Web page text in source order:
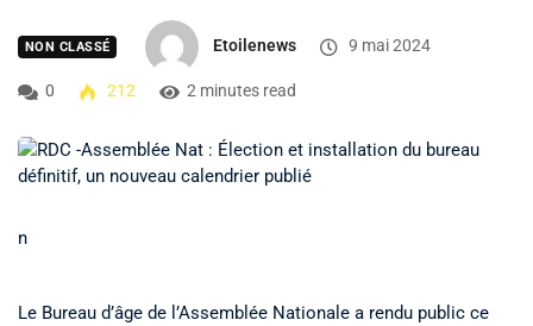
NON CLASSÉ Etoilenews 9 mai 2024
0 212 2 minutes read
n
Le Bureau d’âge de l’Assemblée Nationale a rendu public ce